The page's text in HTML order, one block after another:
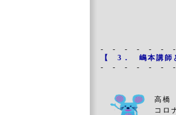
- - - - - -
【
3． 嶋本講
- - - - - -
高橋
コロ